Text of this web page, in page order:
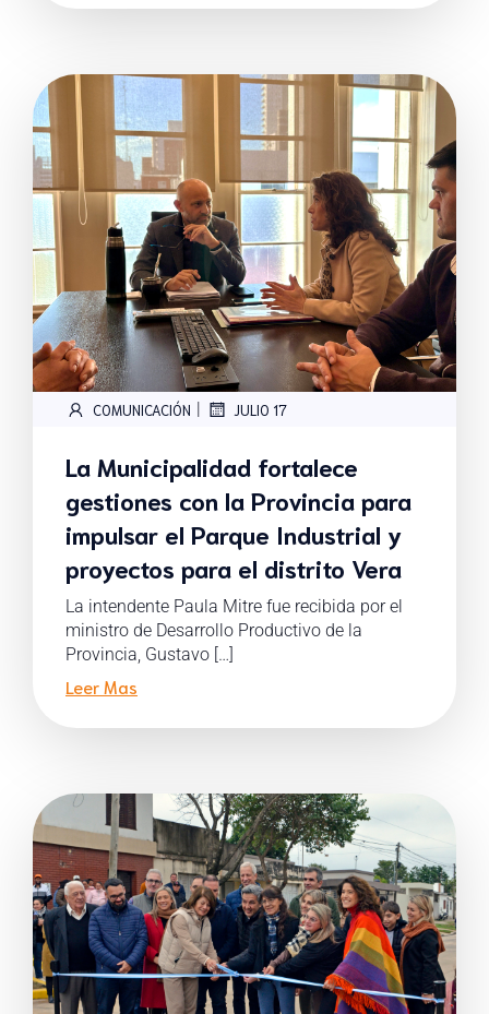
COMUNICACIÓN | JULIO 17
La Municipalidad fortalece
gestiones con la Provincia para
impulsar el Parque Industrial y
proyectos para el distrito Vera
La intendente Paula Mitre fue recibida por el
ministro de Desarrollo Productivo de la
Provincia, Gustavo […]
Leer Mas